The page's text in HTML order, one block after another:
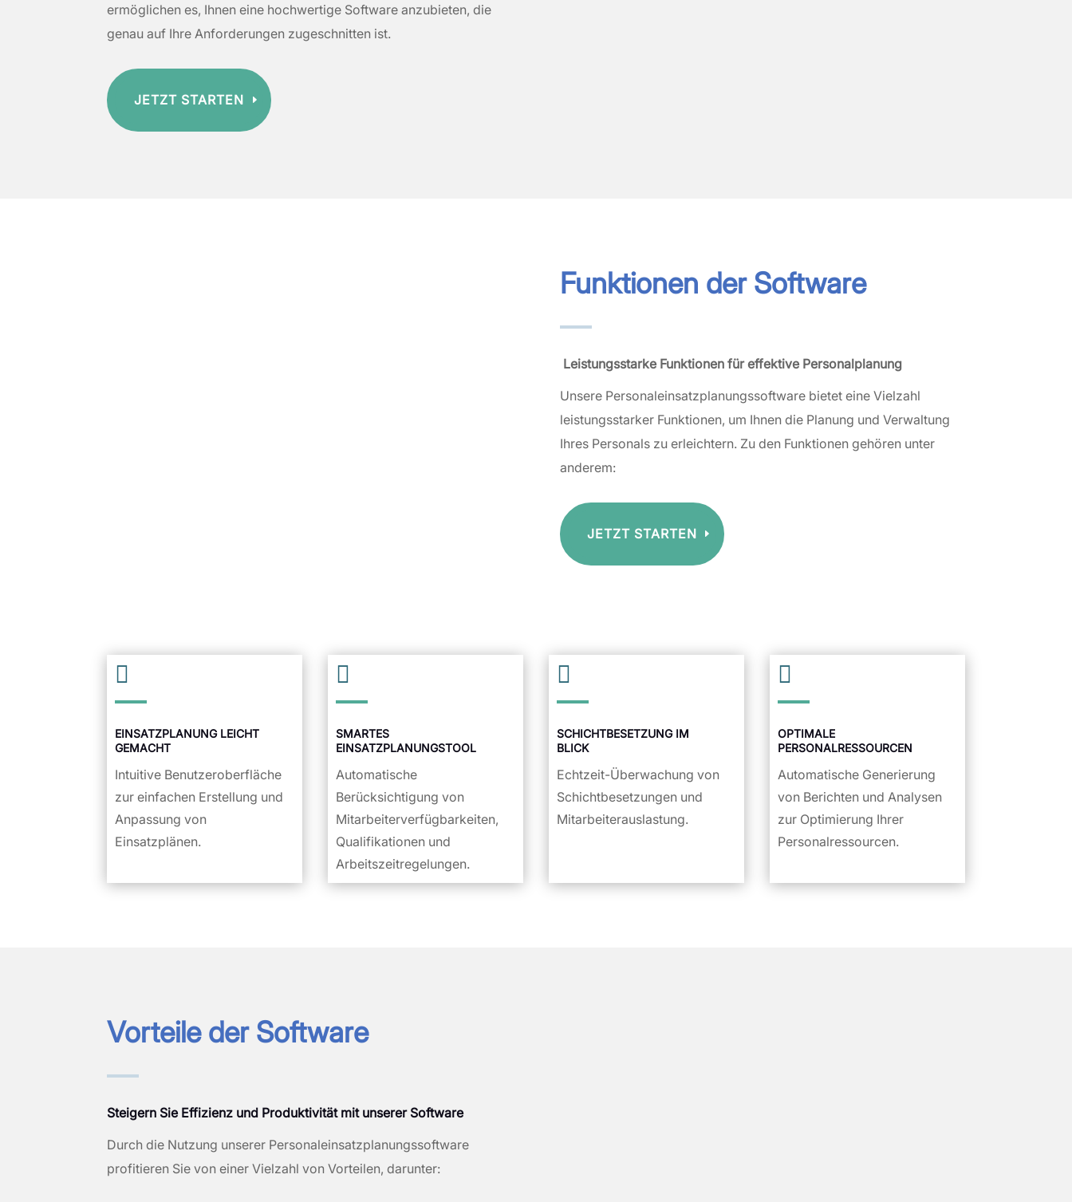
ermöglichen es, Ihnen eine hochwertige Software anzubieten, die
genau auf Ihre Anforderungen zugeschnitten ist.
JETZT STARTEN
Funktionen der Software
Leistungsstarke Funktionen für effektive Personalplanung
Unsere Personaleinsatzplanungssoftware bietet eine Vielzahl
leistungsstarker Funktionen, um Ihnen die Planung und Verwaltung
Ihres Personals zu erleichtern. Zu den Funktionen gehören unter
anderem:
JETZT STARTEN

EINSATZPLANUNG LEICHT
GEMACHT
Intuitive Benutzeroberfläche
zur einfachen Erstellung und
Anpassung von
Einsatzplänen.

SMARTES
EINSATZPLANUNGSTOOL
Automatische
Berücksichtigung von
Mitarbeiterverfügbarkeiten,
Qualifikationen und
Arbeitszeitregelungen.

SCHICHTBESETZUNG IM
BLICK
Echtzeit-Überwachung von
Schichtbesetzungen und
Mitarbeiterauslastung.

OPTIMALE
PERSONALRESSOURCEN
Automatische Generierung
von Berichten und Analysen
zur Optimierung Ihrer
Personalressourcen.
Vorteile der Software
Steigern Sie Effizienz und Produktivität mit unserer Software
Durch die Nutzung unserer Personaleinsatzplanungssoftware
profitieren Sie von einer Vielzahl von Vorteilen, darunter: